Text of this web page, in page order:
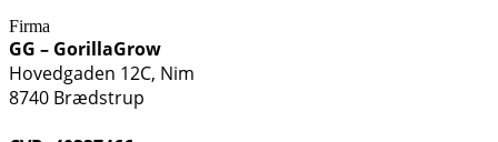
Firma
GG – GorillaGrow
Hovedgaden 12C, Nim
8740 Brædstrup